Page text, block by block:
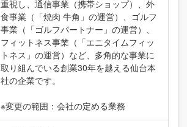
重視し、通信事業（携帯ショップ）、外
食事業（「焼肉 牛角」の運営）、ゴルフ
事業（「ゴルフパートナー」の運営）、
フィットネス事業（「エニタイムフィッ
トネス」の運営）など、多角的な事業に
取り組んでいる創業30年を越える仙台本
社の企業です。
※変更の範囲：会社の定める業務